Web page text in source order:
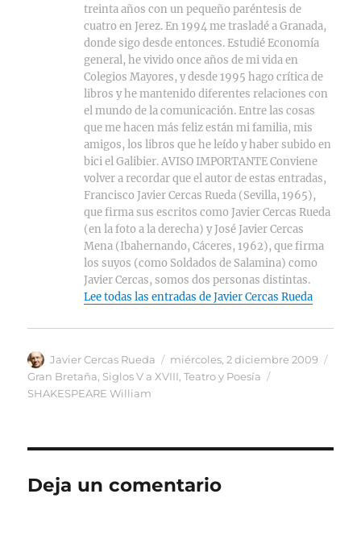
treinta años con un pequeño paréntesis de
cuatro en Jerez. En 1994 me trasladé a Granada,
donde sigo desde entonces. Estudié Economía
general, he vivido once años de mi vida en
Colegios Mayores, y desde 1995 hago crítica de
libros y he mantenido diferentes relaciones con
el mundo de la comunicación. Entre las cosas
que me hacen más feliz están mi familia, mis
amigos, los libros que he leído y haber subido en
bici el Galibier. AVISO IMPORTANTE Conviene
volver a recordar que el autor de estas entradas,
Francisco Javier Cercas Rueda (Sevilla, 1965),
que firma sus escritos como Javier Cercas Rueda
(en la foto a la derecha) y José Javier Cercas
Mena (Ibahernando, Cáceres, 1962), que firma
los suyos (como Soldados de Salamina) como
Javier Cercas, somos dos personas distintas.
Lee todas las entradas de Javier Cercas Rueda
Autor
Javier Cercas Rueda
Publicado
el
miércoles, 2 diciembre 2009
Gran Bretaña Siglos V a XVIII ,Teatro y Poesía
SHAKESPEARE William
Deja un comentario